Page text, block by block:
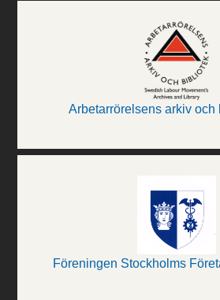
Arbetarrörelsens arkiv och
Föreningen Stockholms